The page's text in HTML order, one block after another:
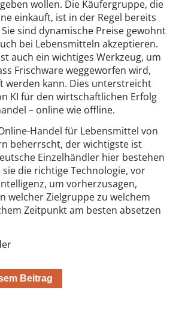
wollen. Die Käufergruppe, die
einkauft, ist in der Regel bereits
sind dynamische Preise gewohnt
bei Lebensmitteln akzeptieren.
auch ein wichtiges Werkzeug, um
Frischware weggeworfen wird,
werden kann. Dies unterstreicht
KI für den wirtschaftlichen Erfolg
– online wie offline.
Handel für Lebensmittel von
beherrscht, der wichtigste ist
Einzelhändler hier bestehen
die richtige Technologie, vor
um vorherzusagen,
welcher Zielgruppe zu welchem
Zeitpunkt am besten absetzen
Beitrag